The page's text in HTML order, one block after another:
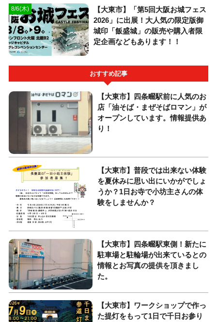
8/6(木)
【大東市】「第5回大阪お城フェス
2026」に出展！大人気の限定版御
城印「飯盛城」の販売や購入者限
定企画などもあります！！
おすすめ記事
【大東市】四条畷駅前に人気のお
店「油そば・まぜそばロマン」が
オープンしています。情報提供あ
り！
【大東市】普段では出来ない体験
を夏休みに思い出にいかがでしょ
うか？1日お寺で小坊主さんの体
験をしませんか？
【大東市】四条畷駅東側！新たに
駐車場と駐輪場が出来ているとの
情報とお写真の提供を頂きまし
た。
【大東市】ワークショップで作っ
た提灯をもって1日で千日お参り